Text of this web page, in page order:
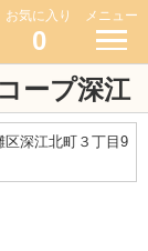
お気に入り
0
メニュー
ープ深江
区深江北町３丁目9